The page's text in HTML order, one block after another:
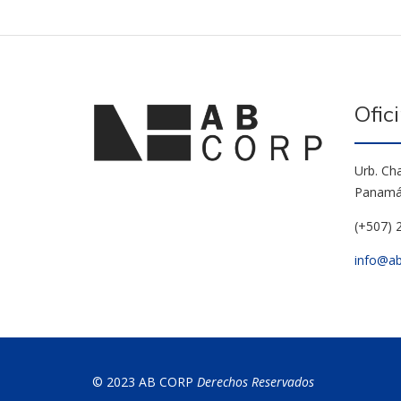
Urb.
(+507)
© 2023 AB CORP Derechos Reservados